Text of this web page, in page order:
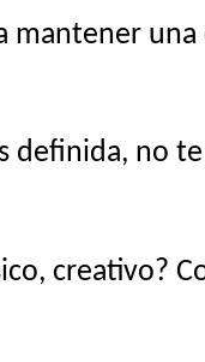
mantener una
definida, no
creativo?